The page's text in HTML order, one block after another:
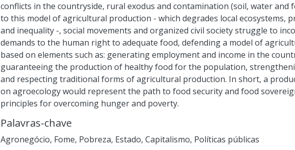
conflicts in the countryside, rural exodus and contamination (soil, water and
to this model of agricultural production - which degrades local ecosystems,
and inequality -, social movements and organized civil society struggle to
demands to the human right to adequate food, defending a model of
based on elements such as: generating employment and income in the
guaranteeing the production of healthy food for the population,
and respecting traditional forms of agricultural production. In short, a
on agroecology would represent the path to food security and food
principles for overcoming hunger and poverty.
Palavras-chave
Agronegócio, Fome, Pobreza, Estado, Capitalismo, Políticas públicas